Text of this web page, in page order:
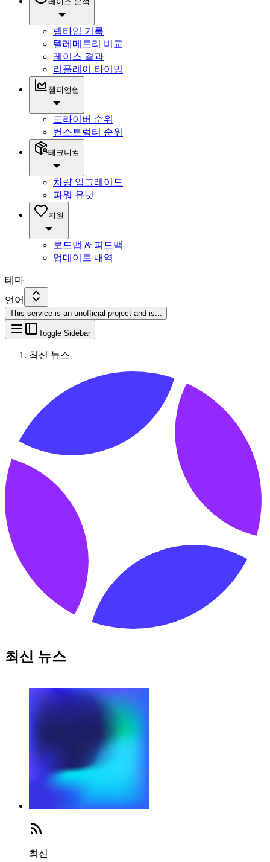
랩타임 기록
텔레메트리 비교
레이스 결과
리플레이 타이밍
챔피언쉽
드라이버 순위
컨스트럭터 순위
테크니컬
차량 업그레이드
파워 유닛
지원
로드맵 & 피드백
업데이트 내역
테마
언어
This service is an unofficial project and is...
Toggle Sidebar
최신 뉴스
최신 뉴스
최신